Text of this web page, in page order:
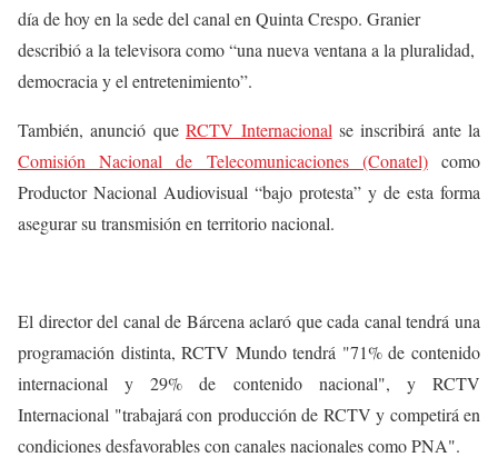
día de hoy en la sede del canal en Quinta Crespo. Granier
describió a la televisora como “una nueva ventana a la pluralidad,
democracia y el entretenimiento”.
También, anunció queRCTV Internacional se inscribirá ante la
Comisión Nacional de Telecomunicaciones (Conatel)como
Productor Nacional Audiovisual “bajo protesta” y de esta forma
asegurar su transmisión en territorio nacional.
El director del canal de Bárcena aclaró que cada canal tendrá una
programación distinta, RCTV Mundo tendrá "71% de contenido
internacional y 29% de contenido nacional", y RCTV
Internacional "trabajará con producción de RCTV y competirá en
condiciones desfavorables con canales nacionales como PNA".